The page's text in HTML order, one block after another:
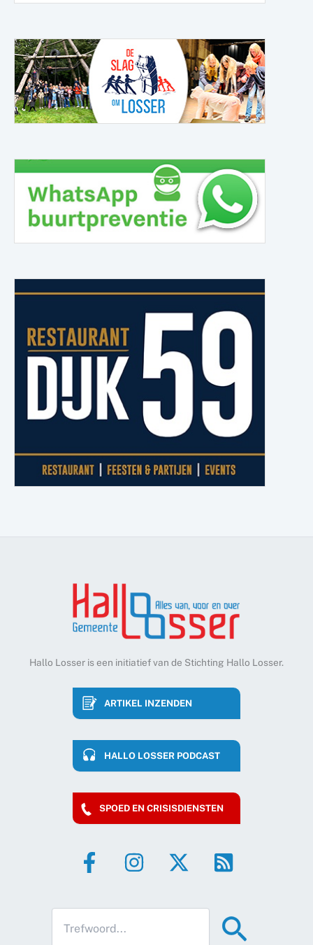
Hallo Losser is een initiatief van de Stichting Hallo Losser.
ARTIKEL INZENDEN
HALLO LOSSER PODCAST
SPOED EN CRISISDIENSTEN